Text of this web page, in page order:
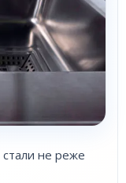
не реже